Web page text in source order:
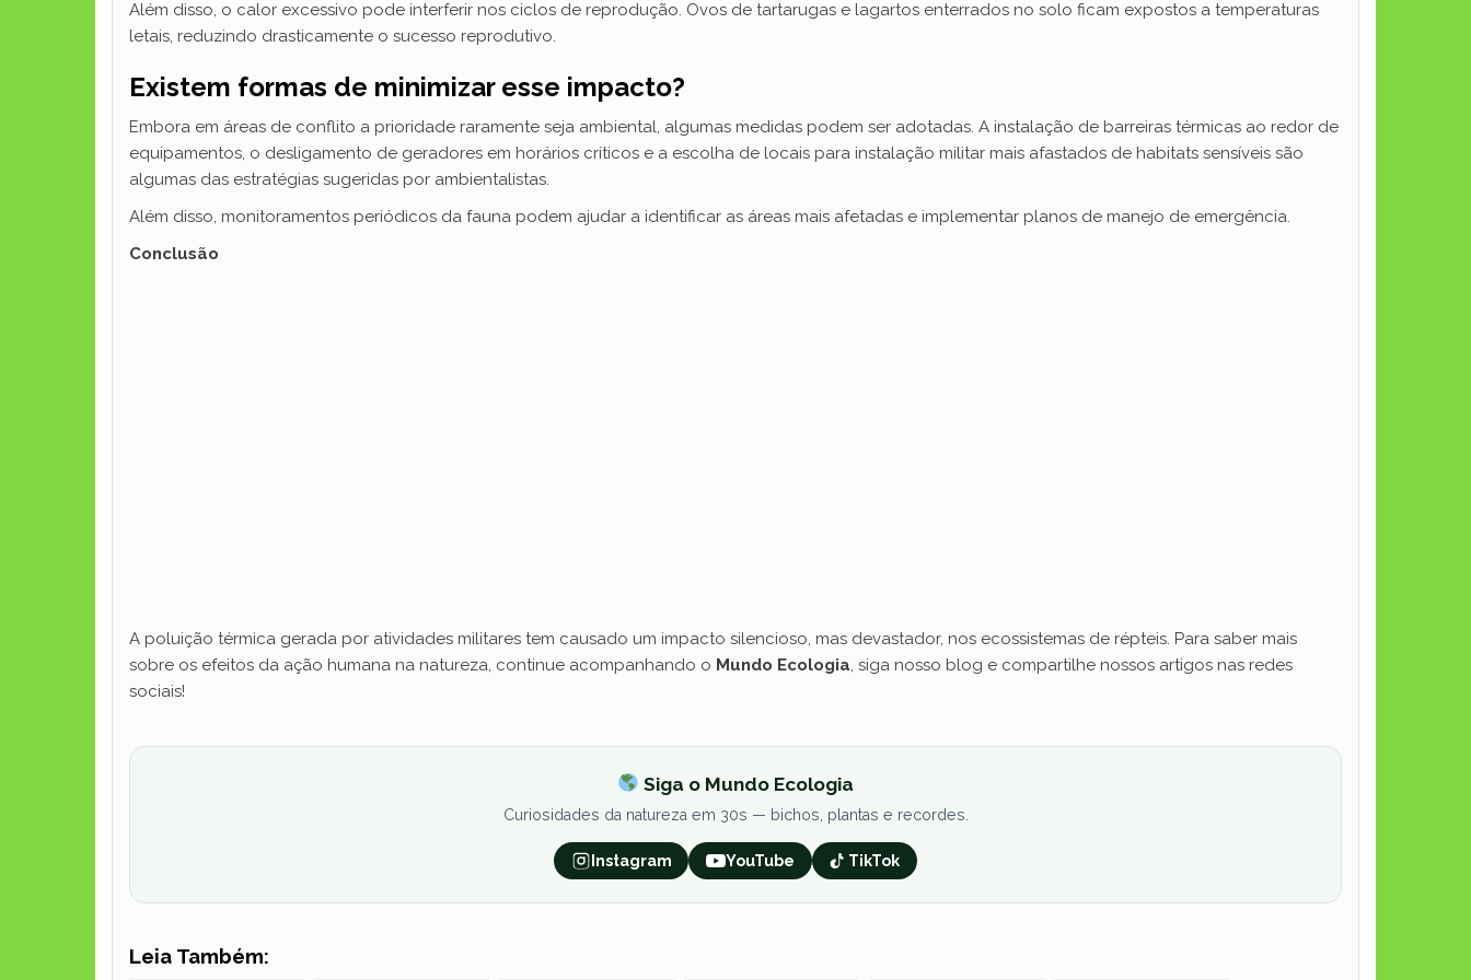
d
Além disso, o calor excessivo pode interferir nos ciclos de reprodução. Ovos de tartarugas e lagartos enterrados no solo ficam expostos a temperaturas
letais, reduzindo drasticamente o sucesso reprodutivo.
Existem formas de minimizar esse impacto?
Embora em áreas de conflito a prioridade raramente seja ambiental, algumas medidas podem ser adotadas. A instalação de barreiras térmicas ao redor de
equipamentos, o desligamento de geradores em horários críticos e a escolha de locais para instalação militar mais afastados de habitats sensíveis são
algumas das estratégias sugeridas por ambientalistas.
Além disso, monitoramentos periódicos da fauna podem ajudar a identificar as áreas mais afetadas e implementar planos de manejo de emergência.
Conclusão
A poluição térmica gerada por atividades militares tem causado um impacto silencioso, mas devastador, nos ecossistemas de répteis. Para saber mais
sobre os efeitos da ação humana na natureza, continue acompanhando o Mundo Ecologia, siga nosso blog e compartilhe nossos artigos nas redes
sociais!
Siga o Mundo Ecologia
Curiosidades da natureza em 30s — bichos, plantas e recordes.
Instagram YouTube TikTok
Leia Também: